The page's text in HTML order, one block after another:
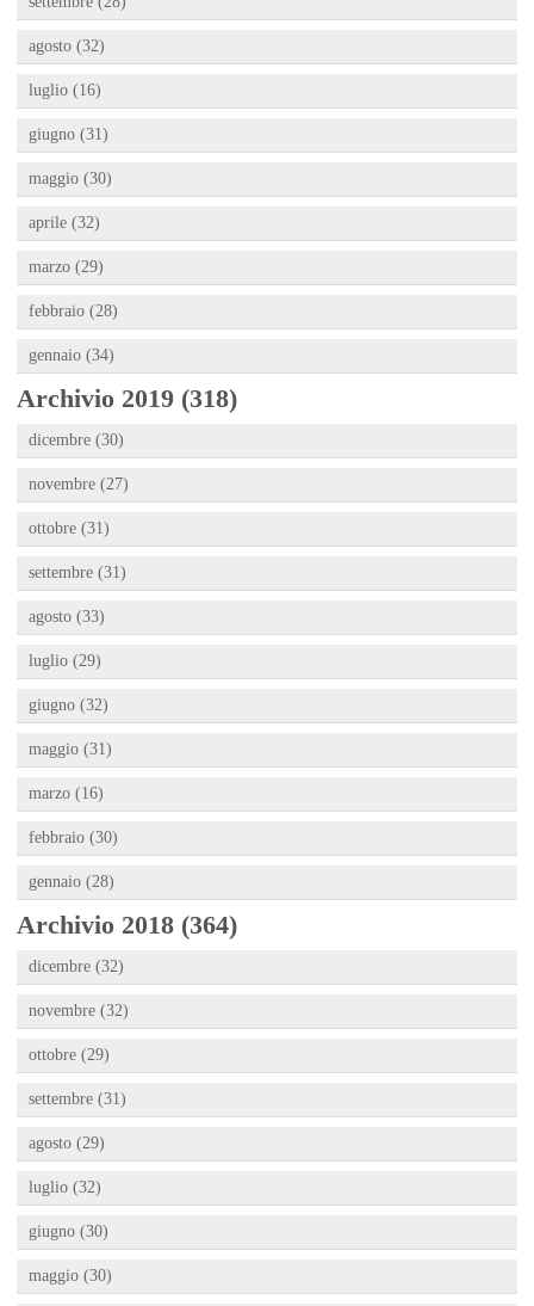
agosto (32)
luglio (16)
giugno (31)
maggio (30)
aprile (32)
marzo (29)
febbraio (28)
gennaio (34)
Archivio 2019 (318)
dicembre (30)
novembre (27)
ottobre (31)
settembre (31)
agosto (33)
luglio (29)
giugno (32)
maggio (31)
marzo (16)
febbraio (30)
gennaio (28)
Archivio 2018 (364)
dicembre (32)
novembre (32)
ottobre (29)
settembre (31)
agosto (29)
luglio (32)
giugno (30)
maggio (30)